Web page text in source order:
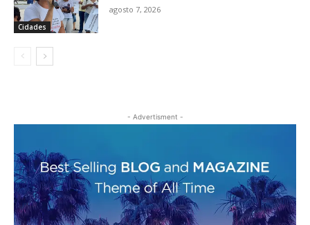
Cidades
agosto 7, 2026
- Advertisment -